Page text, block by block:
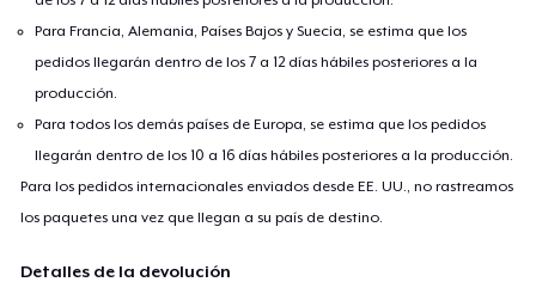
Para Francia, Alemania, Países Bajos y Suecia, se estima que los
pedidos llegarán dentro de los 7 a 12 días hábiles posteriores a la
producción.
Para todos los demás países de Europa, se estima que los pedidos
llegarán dentro de los 10 a 16 días hábiles posteriores a la producción.
Para los pedidos internacionales enviados desde EE. UU., no rastreamos
los paquetes una vez que llegan a su país de destino.
Detalles de la devolución